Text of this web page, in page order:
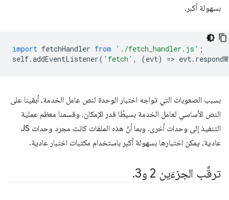
بسهولة أكبر.
import fetchHandler from './fetch_handler.js' ;
self.addEventListener( 'fetch' , (evt) => evt.
بسبب الصعوبات التي تواجه اختبار الوحدة لنص عامل الخدمة، أبقينا على
النص الأساسي لعامل الخدمة بسيطًا قدر الإمكان، وقسمنا معظم عملية
التنفيذ إلى وحدات أخرى. وبما أنّ هذه الملفات كانت مجرد وحدات JS
عادية، يمكن اختبارها بسهولة أكبر باستخدام مكتبات اختبار عادية.
ترقَّب الجزءَين 2 و3 .